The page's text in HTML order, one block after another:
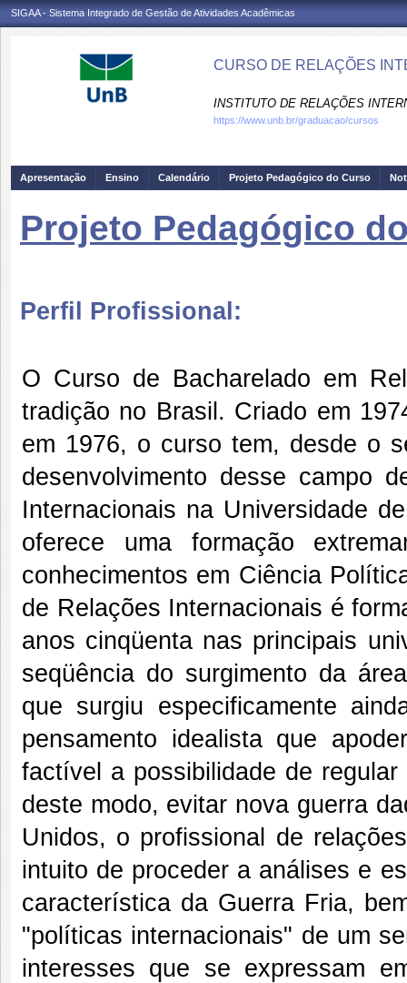
SIGAA - Sistema Integrado de Gestão de Atividades Acadêmicas
CURSO DE RELAÇÕES
INSTITUTO DE RELAÇÕES
https://www.unb.br/graduacao/cursos
Apresentação Ensino Calendário Projeto Pedagógico do Curso
Projeto Pedagógico
Perfil Profissional:
O Curso de Bacharelado em
tradição no Brasil. Criado em
em 1976, o curso tem, desde o
desenvolvimento desse campo
Internacionais na Universidade
oferece uma formação
conhecimentos em Ciência
de Relações Internacionais é
anos cinqüenta nas principais
seqüência do surgimento da
que surgiu especificamente
pensamento idealista que
factível a possibilidade de
deste modo, evitar nova guerra
Unidos, o profissional de
intuito de proceder a análises e
característica da Guerra Fria,
"políticas internacionais" de um
interesses que se expressam